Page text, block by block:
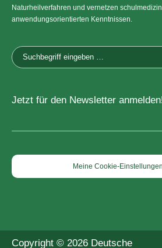
Naturheilverfahren und vernetzen
anwendungsorientierten Kenntnissen.
Jetzt für den Newsletter
Meine Cookie-
Copyright © 2026 Deutsche